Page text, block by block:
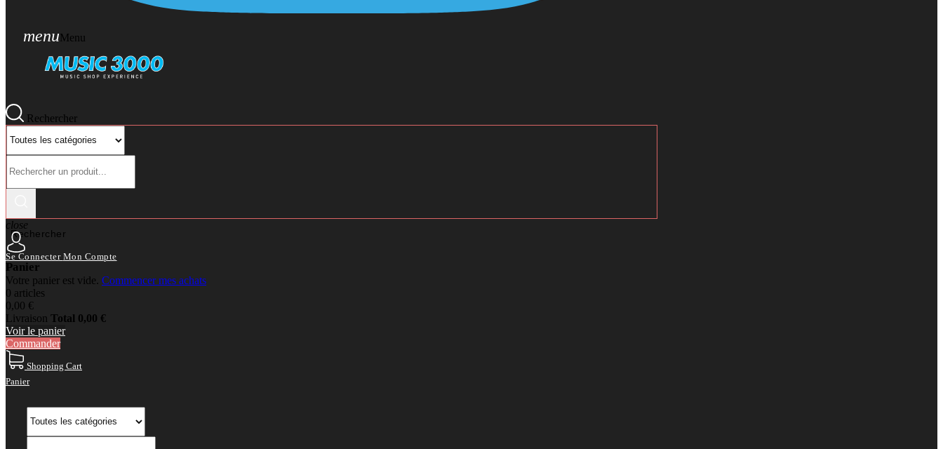
menuMenu
Rechercher
Rechercher
close
Se Connecter Mon Compte
Panier
Votre panier est vide. Commencer mes achats
0 articles
0,00 €
Livraison Total 0,00 €
Voir le panier
Commander
Shopping Cart
Panier